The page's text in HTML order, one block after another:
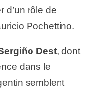
d’un rôle de
Pochettino.
Dest, dont
dans le
semblent